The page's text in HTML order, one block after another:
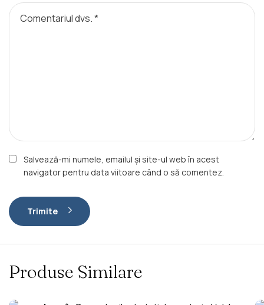
Salvează-mi numele, emailul și site-ul web în acest
navigator pentru data viitoare când o să comentez.
Trimite
Produse Similare